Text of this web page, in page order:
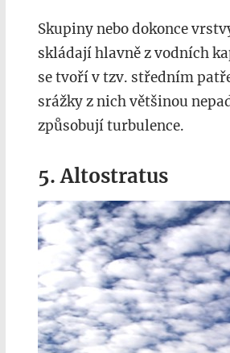
Skupiny nebo dokonce
skládají hlavně z vodních
se tvoří v tzv. středním
srážky z nich většinou
způsobují turbulence.
5. Altostratus